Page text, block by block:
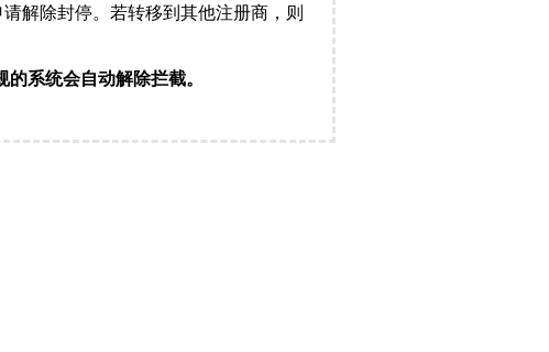
请解除封停。若转移到其他注册商，则
系统会自动解除拦截。